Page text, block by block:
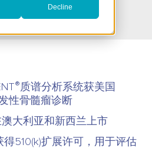
Decline
®质谱分析系统获美国
性骨髓瘤诊断
大利亚和新西兰上市
得510(k)扩展许可，用于评估